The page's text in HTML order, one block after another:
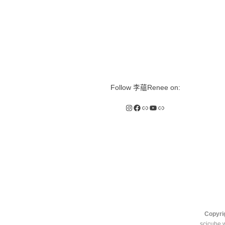
Follow 李蘊Renee on:
Instagram
Facebook
LinkYouTube
Link